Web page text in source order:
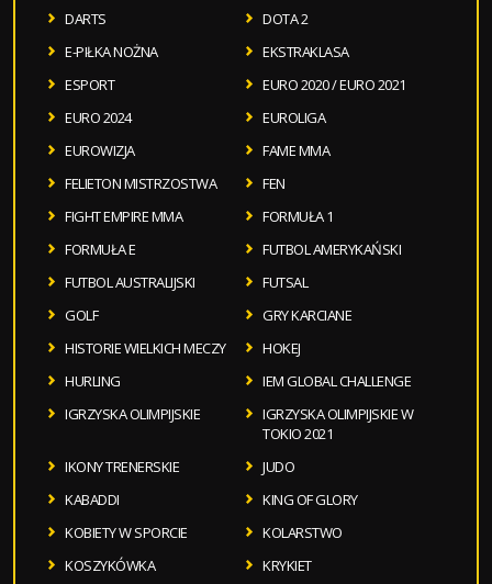
DARTS
DOTA 2
E-PIŁKA NOŻNA
EKSTRAKLASA
ESPORT
EURO 2020 / EURO 2021
EURO 2024
EUROLIGA
EUROWIZJA
FAME MMA
FELIETON MISTRZOSTWA
FEN
FIGHT EMPIRE MMA
FORMUŁA 1
FORMUŁA E
FUTBOL AMERYKAŃSKI
FUTBOL AUSTRALIJSKI
FUTSAL
GOLF
GRY KARCIANE
HISTORIE WIELKICH MECZY
HOKEJ
HURLING
IEM GLOBAL CHALLENGE
IGRZYSKA OLIMPIJSKIE
IGRZYSKA OLIMPIJSKIE W
TOKIO 2021
IKONY TRENERSKIE
JUDO
KABADDI
KING OF GLORY
KOBIETY W SPORCIE
KOLARSTWO
KOSZYKÓWKA
KRYKIET